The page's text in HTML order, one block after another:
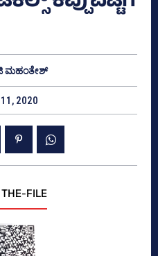
ಮಹಂತೇಶ್
2020
FILE